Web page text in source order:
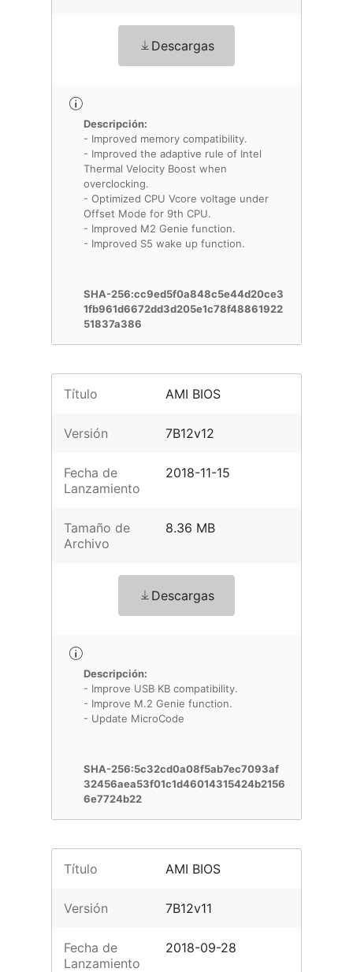
Descargas
Descripción:
- Improved memory compatibility.
- Improved the adaptive rule of Intel
Thermal Velocity Boost when
overclocking.
- Optimized CPU Vcore voltage under
Offset Mode for 9th CPU.
- Improved M2 Genie function.
- Improved S5 wake up function.
SHA-256:cc9ed5f0a848c5e44d20ce3
1fb961d6672dd3d205e1c78f48861922
51837a386
Título AMI BIOS
Versión 7B12v12
Fecha de
Lanzamiento
2018-11-15
Tamaño de
Archivo
8.36 MB
Descargas
Descripción:
- Improve USB KB compatibility.
- Improve M.2 Genie function.
- Update MicroCode
SHA-256:5c32cd0a08f5ab7ec7093af
32456aea53f01c1d46014315424b2156
6e7724b22
Título AMI BIOS
Versión 7B12v11
Fecha de
Lanzamiento
2018-09-28